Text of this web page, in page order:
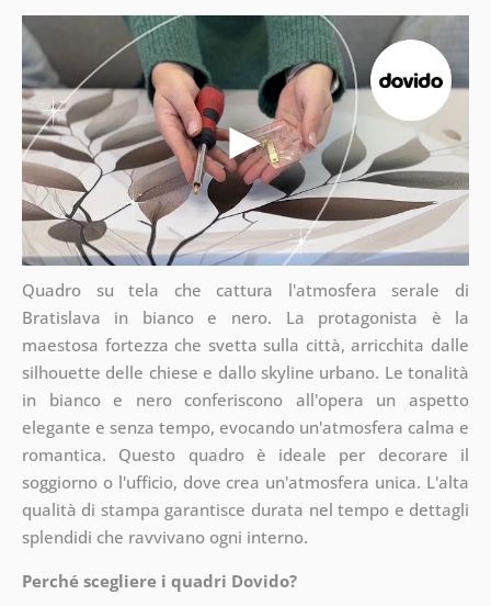
Quadro su tela che cattura l'atmosfera serale di
Bratislava in bianco e nero. La protagonista è la
maestosa fortezza che svetta sulla città, arricchita dalle
silhouette delle chiese e dallo skyline urbano. Le tonalità
in bianco e nero conferiscono all'opera un aspetto
elegante e senza tempo, evocando un'atmosfera calma e
romantica. Questo quadro è ideale per decorare il
soggiorno o l'ufficio, dove crea un'atmosfera unica. L'alta
qualità di stampa garantisce durata nel tempo e dettagli
splendidi che ravvivano ogni interno.
Perché scegliere i quadri Dovido?